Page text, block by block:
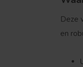
Deze
en